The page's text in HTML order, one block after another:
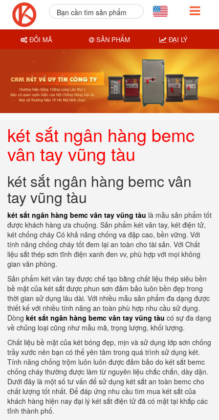
két sắt ngân hàng bemc
vân tay vũng tàu
két sắt ngân hàng bemc vân
tay vũng tàu
két sắt ngân hàng bemc vân tay vũng tàu là mẫu sản phẩm tốt
được khách hàng ưa chuộng. Sản phẩm két vân tay, két điện tử,
két chống cháy Có khả năng chống va đập cao, bền vững. Với
tính năng chống cháy tốt đem lại an toàn cho tài sản. Với Chất
liệu sắt thép sơn tĩnh điện xanh đen vv, phù hợp với mọi không
gian văn phòng.
Sản phẩm két vân tay được chế tạo bằng chất liệu thép siêu bền
bề mặt của két sắt được phun sơn đảm bảo luôn bền đẹp trong
thời gian sử dụng lâu dài. Với nhiều mẫu sản phẩm đa dạng được
thiết kế với nhiều tính năng an toàn phù hợp nhu cầu sử dụng.
Dòng két sắt ngân hàng bemc vân tay vũng tàu có sự đa dạng
về chủng loại cũng như mẫu mã, trọng lượng, khối lượng.
Chất liệu bề mặt của két bóng đẹp, mịn và sử dụng lớp sơn chống
trầy xước nên bạn có thể yên tâm trong quá trình sử dụng két.
Tính năng chống trộm luôn luôn được đảm bảo do két sắt bemc
chống cháy thường được làm từ nguyên liệu chắc chắn, dày dặn.
Dưới đây là một số tư vấn để sử dụng két sắt an toàn bemc cho
chất lượng tốt nhất. Để đáp ứng nhu cầu tìm mua két sắt của
khách hàng hiện nay đại lý két sắt điện tử đã có mặt tại khắp các
tỉnh thành phố.
Bạn cần tìm sản phẩm
ĐỔI MÃ SẢN PHẨM ĐẠI LÝ